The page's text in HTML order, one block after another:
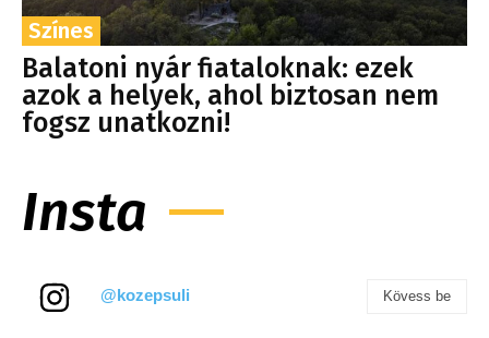
Színes
Balatoni nyár fiataloknak: ezek
azok a helyek, ahol biztosan nem
fogsz unatkozni!
Insta
@kozepsuli Kövess be